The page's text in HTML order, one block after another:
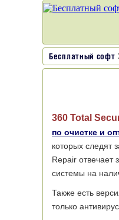
Бесплатный софт
360 Total
по очистке и
которых следят
Repair отвечает
системы на
Также есть
только